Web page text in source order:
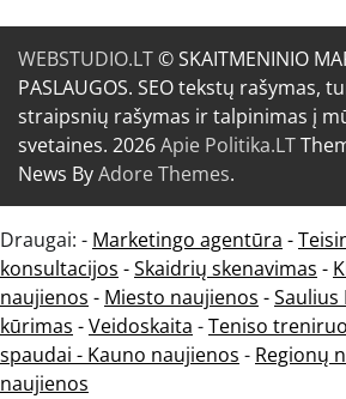
WEBSTUDIO.LT© SKAITMENINIO
PASLAUGOS. SEO tekstų rašymas,
straipsnių rašymas ir talpinimas į
svetaines. 2026Apie Politika.LT
News ByAdore Themes.
Draugai: - Marketingo agentūra -
konsultacijos -Skaidrių skenavimas -
naujienos - Miesto naujienos -Saulius
kūrimas -Veidoskaita -Teniso
spaudai - Kauno naujienos - Regionų
naujienos